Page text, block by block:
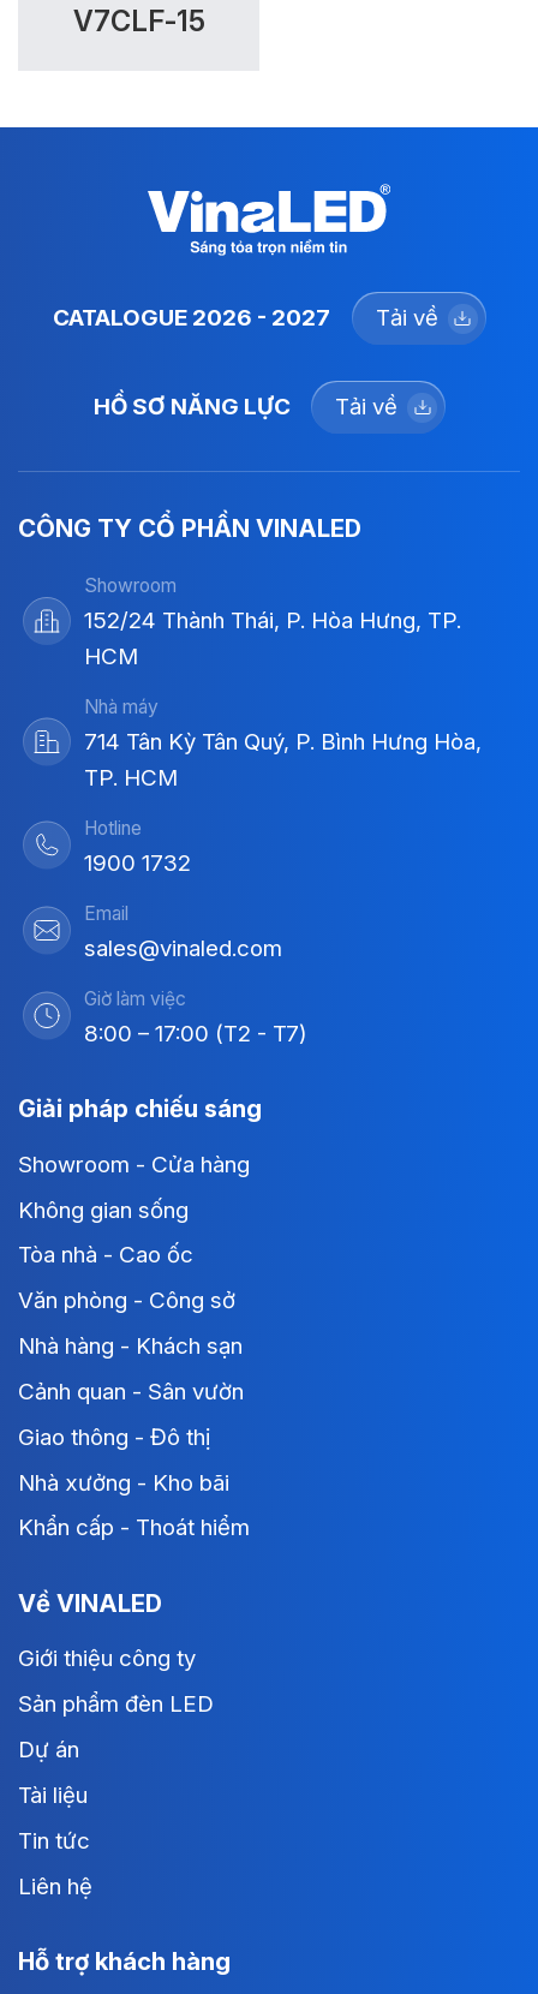
V7CLF-15
CATALOGUE 2026 - 2027 Tải về
HỒ SƠ NĂNG LỰC Tải về
CÔNG TY CỔ PHẦN VINALED
Showroom
152/24 Thành Thái, P. Hòa Hưng, TP.
HCM
Nhà máy
714 Tân Kỳ Tân Quý, P. Bình Hưng Hòa,
TP. HCM
Hotline
1900 1732
Email
sales@vinaled.com
Giờ làm việc
8:00 – 17:00 (T2 - T7)
Giải pháp chiếu sáng
Showroom - Cửa hàng
Không gian sống
Tòa nhà - Cao ốc
Văn phòng - Công sở
Nhà hàng - Khách sạn
Cảnh quan - Sân vườn
Giao thông - Đô thị
Nhà xưởng - Kho bãi
Khẩn cấp - Thoát hiểm
Về VINALED
Giới thiệu công ty
Sản phẩm đèn LED
Dự án
Tài liệu
Tin tức
Liên hệ
Hỗ trợ khách hàng